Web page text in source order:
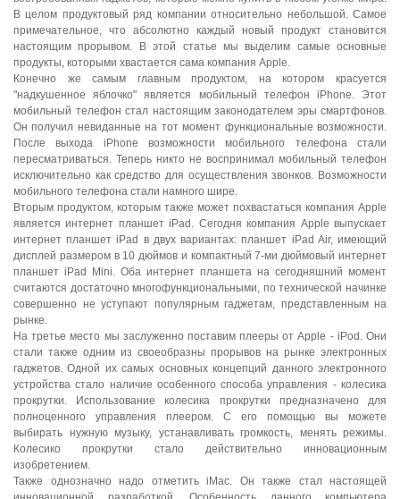
В целом продуктовый ряд компании относительно небольшой. Самое
примечательное, что абсолютно каждый новый продукт становится
настоящим прорывом. В этой статье мы выделим самые основные
продукты, которыми хвастается сама компания Apple.
Конечно же самым главным продуктом, на котором красуется
"надкушенное яблочко" является мобильный телефон iPhone. Этот
мобильный телефон стал настоящим законодателем эры смартфонов.
Он получил невиданные на тот момент функциональные возможности.
После выхода iPhone возможности мобильного телефона стали
пересматриваться. Теперь никто не воспринимал мобильный телефон
исключительно как средство для осуществления звонков. Возможности
мобильного телефона стали намного шире.
Вторым продуктом, которым также может похвастаться компания Apple
является интернет планшет iPad. Сегодня компания Apple выпускает
интернет планшет iPad в двух вариантах: планшет iPad Air, имеющий
дисплей размером в 10 дюймов и компактный 7-ми дюймовый интернет
планшет iPad Mini. Оба интернет планшета на сегодняшний момент
считаются достаточно многофункциональными, по технической начинке
совершенно не уступают популярным гаджетам, представленным на
рынке.
На третье место мы заслуженно поставим плееры от Apple - iPod. Они
стали также одним из своеобразны прорывов на рынке электронных
гаджетов. Одной их самых основных концепций данного электронного
устройства стало наличие особенного способа управления - колесика
прокрутки. Использование колесика прокрутки предназначено для
полноценного управления плеером. С его помощью вы можете
выбирать нужную музыку, устанавливать громкость, менять режимы.
Колесико прокрутки стало действительно инновационным
изобретением.
Также однозначно надо отметить iMac. Он также стал настоящей